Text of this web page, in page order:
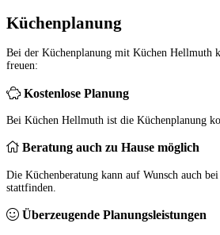
Küchenplanung
Bei der Küchenplanung mit Küchen Hellmuth
freuen:
Kostenlose Planung
Bei Küchen Hellmuth ist die Küchenplanung
Beratung auch zu Hause möglich
Die Küchenberatung kann auf Wunsch auch
stattfinden.
Überzeugende Planungsleistungen